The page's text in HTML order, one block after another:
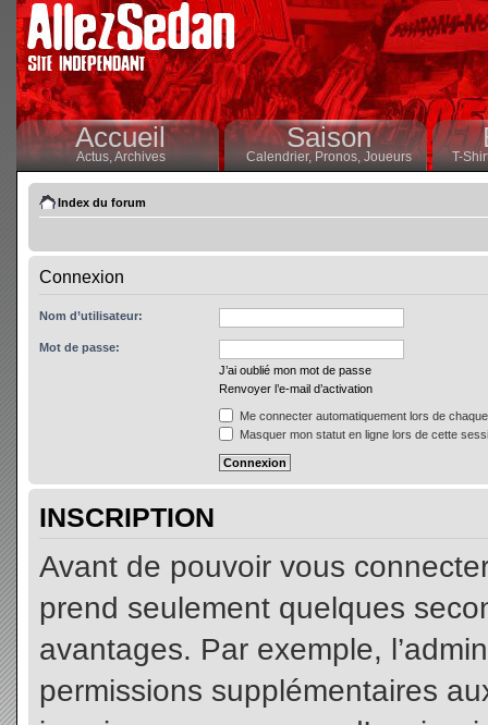
Accueil
Actus,Archives
Saison
Calendrier,Pronos, Joueurs T-
Index du forum
Connexion
Nom d’utilisateur:
Mot de passe:
J’ai oublié mon mot de passe
Renvoyer l’e-mail d’activation
Me connecter automatiquement lors de
Masquer mon statut en ligne lors de cette
INSCRIPTION
Avant de pouvoir vous
prend seulement quelques
avantages. Par exemple,
permissions supplémentaires